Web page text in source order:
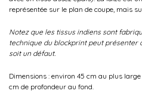
représentée sur le plan de coupe, mais
Notez que les tissus indiens sont
technique du blockprint peut présenter
soit un défaut.
Dimensions : environ 45 cm au plus
cm de profondeur au fond.